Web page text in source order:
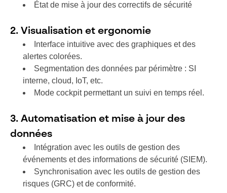
État de mise à jour des correctifs de sécurité
2. Visualisation et ergonomie
Interface intuitive avec des graphiques et des
alertes colorées.
Segmentation des données par périmètre : SI
interne, cloud, IoT, etc.
Mode cockpit permettant un suivi en temps réel.
3. Automatisation et mise à jour des
données
Intégration avec les outils de gestion des
événements et des informations de sécurité (SIEM).
Synchronisation avec les outils de gestion des
risques (GRC) et de conformité.